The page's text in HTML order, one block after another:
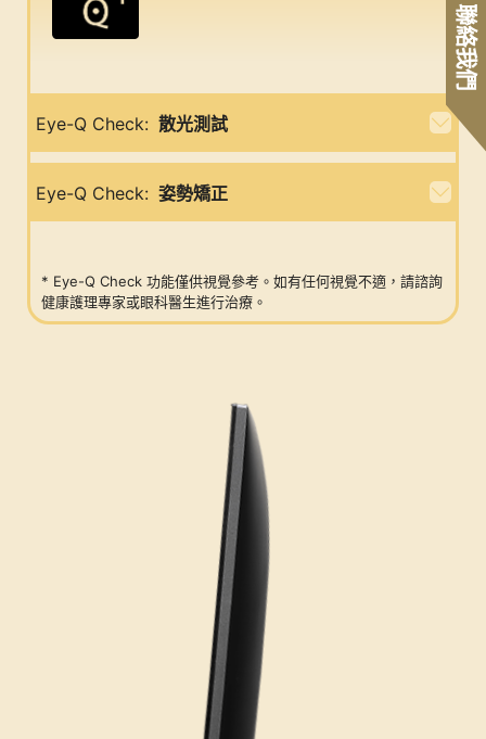
Eye-Q Check: 散光測試
Eye-Q Check: 姿勢矯正
* Eye-Q Check 功能僅供視覺參考。如有任何視覺不適，請諮詢
健康護理專家或眼科醫生進行治療。
聯絡我們